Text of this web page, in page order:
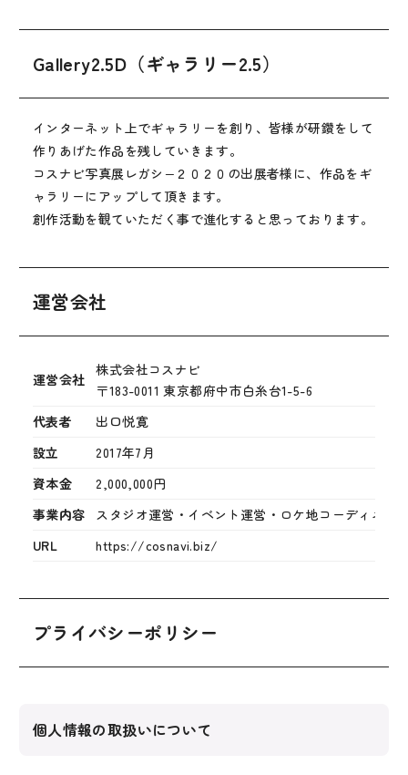
Gallery2.5D（ギャラリー2.5）
インターネット上でギャラリーを創り、皆様が研鑽をして
作りあげた作品を残していきます。
コスナビ写真展レガシ−２０２０の出展者様に、作品をギ
ャラリーにアップして頂きます。
創作活動を観ていただく事で進化すると思っております。
運営会社
運営会社
株式会社コスナビ
〒183-0011 東京都府中市白糸台1-5-6
代表者
出口悦寛
設立
2017年7月
資本金
2,000,000円
事業内容
スタジオ運営・イベント運営・ロケ地コーディネー
URL
https://cosnavi.biz/
プライバシーポリシー
個人情報の取扱いについて